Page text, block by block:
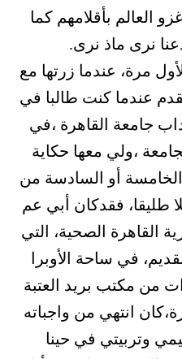
العالم بأقلامهم كما
نرى ماذ نرى.
مرة، عندما زرتها مع
عندما كنت طالبا في
جامعة القاهرة ،في
،ولي معها حكاية
أو السادسة من
فقدكان أبي عم
القاهرة الصحية، التي
في ساحة الأوبرا
من مكتب بريد العتبة
انتهي من واجباته
وتربيتي في حينا